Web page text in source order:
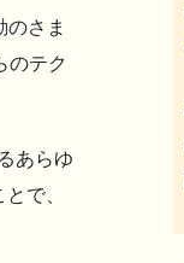
さま
のテク
あらゆ
で、